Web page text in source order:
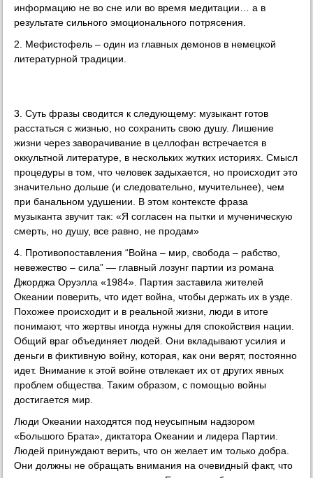
информацию не во сне или во время медитации… а в
результате сильного эмоционального потрясения.
2. Мефистофель – один из главных демонов в немецкой
литературной традиции.
3. Суть фразы сводится к следующему: музыкант готов
расстаться с жизнью, но сохранить свою душу. Лишение
жизни через заворачивание в целлофан встречается в
оккультной литературе, в нескольких жутких историях. Смысл
процедуры в том, что человек задыхается, но происходит это
значительно дольше (и следовательно, мучительнее), чем
при банальном удушении. В этом контексте фраза
музыканта звучит так: «Я согласен на пытки и мученическую
смерть, но душу, все равно, не продам»
4. Противопоставления “Война – мир, свобода – рабство,
невежество – сила” — главный лозунг партии из романа
Джорджа Оруэлла «1984». Партия заставила жителей
Океании поверить, что идет война, чтобы держать их в узде.
Похожее происходит и в реальной жизни, люди в итоге
понимают, что жертвы иногда нужны для спокойствия нации.
Общий враг объединяет людей. Они вкладывают усилия и
деньги в фиктивную войну, которая, как они верят, постоянно
идет. Внимание к этой войне отвлекает их от других явных
проблем общества. Таким образом, с помощью войны
достигается мир.
Люди Океании находятся под неусыпным надзором
«Большого Брата», диктатора Океании и лидера Партии.
Людей принуждают верить, что он желает им только добра.
Они должны не обращать внимания на очевидный факт, что